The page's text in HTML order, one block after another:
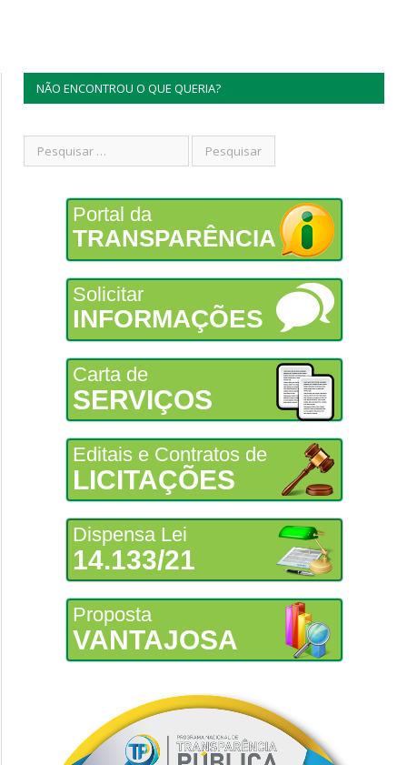
NÃO ENCONTROU O QUE QUERIA?
Portal da
TRANSPARÊNCIA
Solicitar
INFORMAÇÕES
Carta de
SERVIÇOS
Editais e Contratos de
LICITAÇÕES
Dispensa Lei
14.133/21
Proposta
VANTAJOSA